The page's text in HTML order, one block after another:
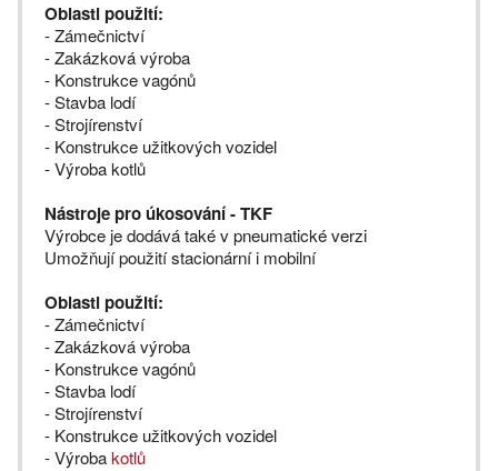
Oblasti použití:
- Zámečnictví
- Zakázková výroba
- Konstrukce vagónů
- Stavba lodí
- Strojírenství
- Konstrukce užitkových vozidel
- Výroba kotlů
Nástroje pro úkosování - TKF
Výrobce je dodává také v pneumatické verzi
Umožňují použití stacionární i mobilní
Oblasti použití:
- Zámečnictví
- Zakázková výroba
- Konstrukce vagónů
- Stavba lodí
- Strojírenství
- Konstrukce užitkových vozidel
- Výrobakotlů